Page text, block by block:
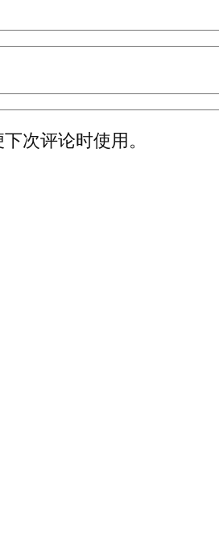
次评论时使用。